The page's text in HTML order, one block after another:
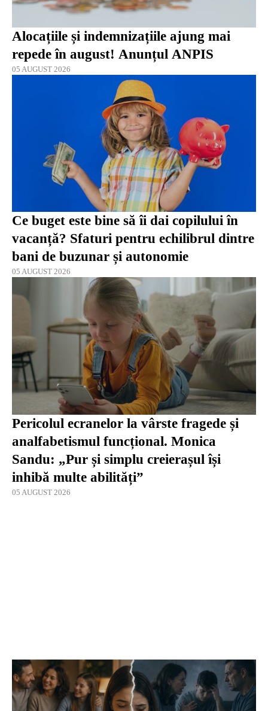
Alocațiile și indemnizațiile ajung mai
repede în august! Anunțul ANPIS
05 AUGUST 2026
Ce buget este bine să îi dai copilului în
vacanță? Sfaturi pentru echilibrul dintre
bani de buzunar și autonomie
05 AUGUST 2026
Pericolul ecranelor la vârste fragede și
analfabetismul funcțional. Monica
Sandu: „Pur și simplu creierașul își
inhibă multe abilități”
05 AUGUST 2026